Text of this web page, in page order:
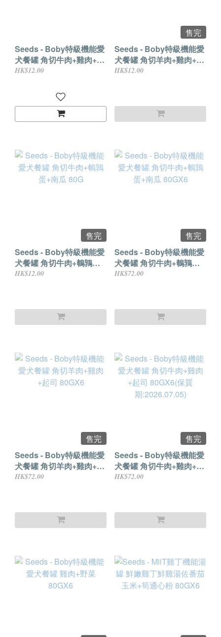
Seeds - Boby特級機能愛
犬餐罐 角切牛肉+雞肉+起
司 80G (保質
HK$12.00
售完
Seeds - Boby特級機能愛
犬餐罐 角切羊肉+雞肉+起
司 80G
HK$12.00
售完
Seeds - Boby特級機能愛
犬餐罐 角切牛肉+鵪鶉蛋
+南瓜 80G
HK$12.00
售完
Seeds - Boby特級機能愛
犬餐罐 角切牛肉+鵪鶉蛋
+南瓜 80GX6
HK$72.00
售完
Seeds - Boby特級機能愛
犬餐罐 角切羊肉+雞肉+起
司 80GX6
HK$72.00
售完
Seeds - Boby特級機能愛
犬餐罐 角切牛肉+雞肉+起
司 80GX6(保質
HK$72.00